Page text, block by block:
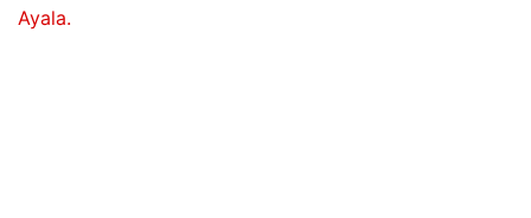
Ayala.